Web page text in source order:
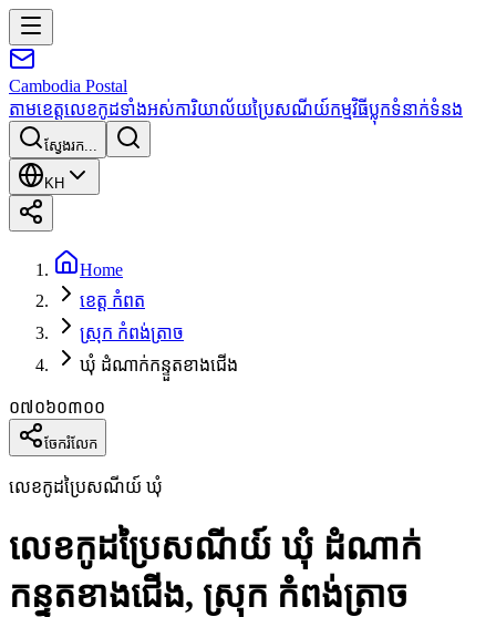
Cambodia Postal
តាមខេត្តលេខកូដទាំងអស់ការិយាល័យប្រៃសណីយ៍កម្មវិធីប្លុកទំនាក់ទំនង
ស្វែងរក...
KH
Home
ខេត្ត កំពត
ស្រុក កំពង់ត្រាច
ឃុំ ដំណាក់កន្ទួតខាងជើង
០៧០៦០៣០០
ចែករំលែក
លេខកូដប្រៃសណីយ៍ ឃុំ
លេខកូដប្រៃសណីយ៍ ឃុំ ដំណាក់
កន្ទួតខាងជើង, ស្រុក កំពង់ត្រាច